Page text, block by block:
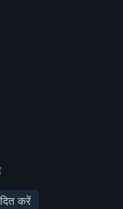
करें